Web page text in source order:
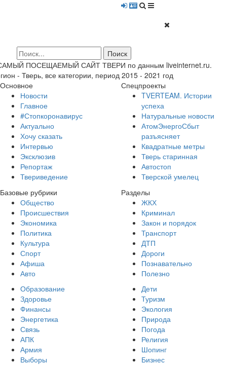
ПОСЕЩАЕМЫЙ САЙТ ТВЕРИ по данным liveinternet.ru.
- Тверь, все категории, период 2015 - 2021 год
Основное
Новости
Главное
#Стопкоронавирус
Актуально
Хочу сказать
Интервью
Эксклюзив
Репортаж
Твериведение
Спецпроекты
TVERTEAM. Истории
успеха
Натуральные новости
АтомЭнергоСбыт
разъясняет
Квадратные метры
Тверь старинная
Автостоп
Тверской умелец
Базовые рубрики
Общество
Происшествия
Экономика
Политика
Культура
Спорт
Афиша
Авто
Разделы
ЖКХ
Криминал
Закон и порядок
Транспорт
ДТП
Дороги
Познавательно
Полезно
Образование
Здоровье
Финансы
Энергетика
Связь
АПК
Армия
Выборы
Дети
Туризм
Экология
Природа
Погода
Религия
Шопинг
Бизнес